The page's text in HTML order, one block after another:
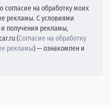
на обработку моих
рекламы. С условиями
получения рекламы,
(Согласие на обработку
рекламы) — ознакомлен и